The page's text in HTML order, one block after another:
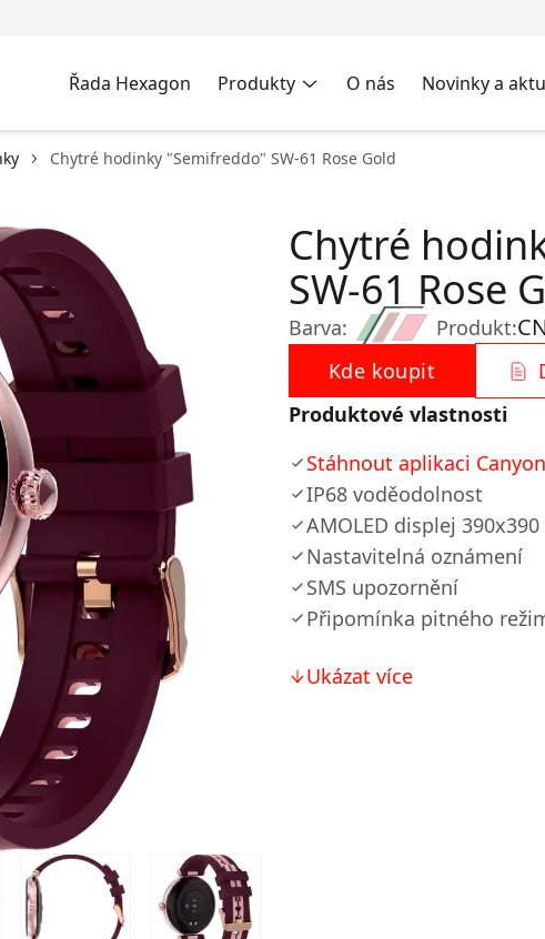
Řada Hexagon Produkty O nás Novinky a
Chytré hodinky "Semifreddo" SW-61 Rose Gold
Barva:
Chytré
SW-61 Rose
Produkt:
Kde koupit
Produktové vlastnosti
Stáhnout aplikaci
IP68 voděodolnost
AMOLED displej 390x390
Nastavitelná oznámení
SMS upozornění
Připomínka pitného
Ukázat více